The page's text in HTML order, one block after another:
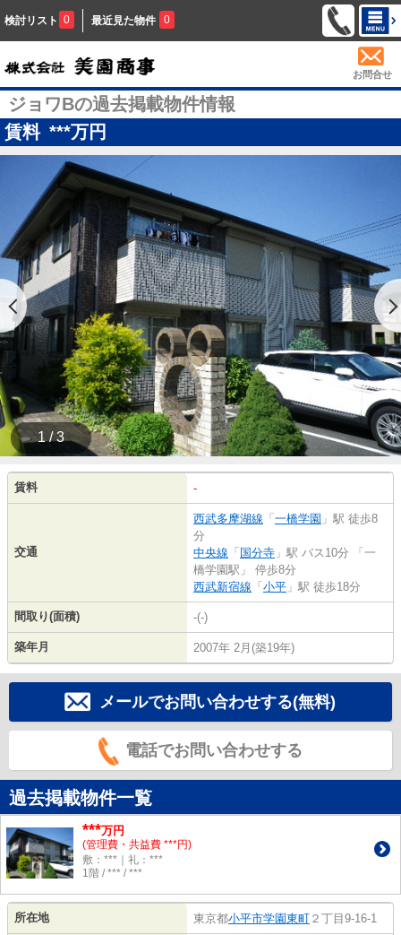
検討リスト 0 最近見た物件 0
お問合せ
ジョワBの過去掲載物件情報
賃料 ***万円
1 / 3
賃料 -
交通
西武多摩湖線 「 一橋学園 」駅 徒歩8
分
中央線 「 国分寺 」駅 バス10分 「一
橋学園駅」 停歩8分
西武新宿線 「 小平 」駅 徒歩18分
間取り(面積) -(-)
築年月 2007年 2月(築19年)
メールでお問い合わせする(無料)
電話でお問い合わせする
過去掲載物件一覧
***万円
(管理費・共益費 ***円)
敷：***｜礼：***
1階 / *** / ***
所在地 東京都小平市学園東町 ２丁目9-16-1